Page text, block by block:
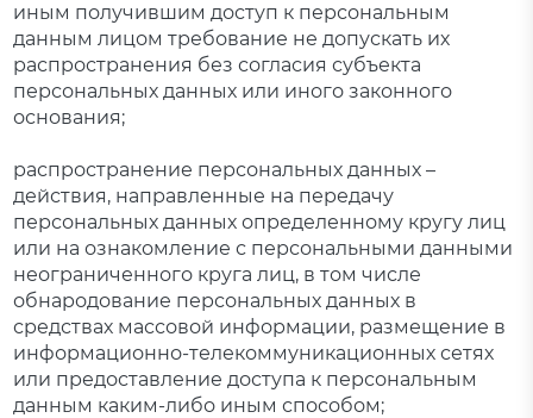
иным получившим доступ к персональным
данным лицом требование не допускать их
распространения без согласия субъекта
персональных данных или иного законного
основания;
распространение персональных данных –
действия, направленные на передачу
персональных данных определенному кругу лиц
или на ознакомление с персональными данными
неограниченного круга лиц, в том числе
обнародование персональных данных в
средствах массовой информации, размещение в
информационно-телекоммуникационных сетях
или предоставление доступа к персональным
данным каким-либо иным способом;